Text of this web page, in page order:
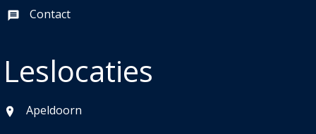
Contact
Leslocaties
Apeldoorn